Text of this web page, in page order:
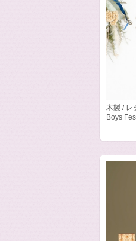
木製 /
Boys